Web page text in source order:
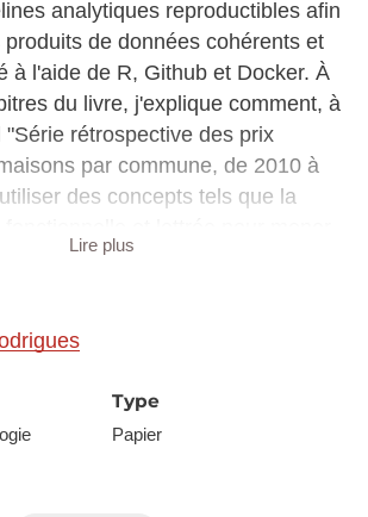
analytiques reproductibles afin
de données cohérents et
à l'aide de R, Github et Docker. À
du livre, j'explique comment, à
"Série rétrospective des prix
par commune, de 2010 à
des concepts tels que la
Cette analyse est ensuite
les dépendances nécessaires à
en plus de Docker pour
comment exécuter les
Actions.
Lire plus
Type
Papier